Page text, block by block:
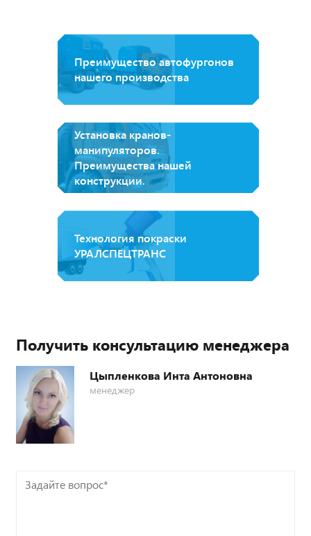
Преимущество автофургонов
нашего производства
Установка кранов-
манипуляторов.
Преимущества нашей
конструкции.
Технология покраски
УРАЛСПЕЦТРАНС
Получить консультацию менеджера
Цыпленкова Инта Антоновна
менеджер
Задайте